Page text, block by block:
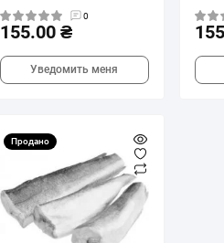
0
155.00 ₴
Уведомить меня
Продано